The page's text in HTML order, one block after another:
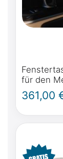
für den
Activity,
W639
361,00